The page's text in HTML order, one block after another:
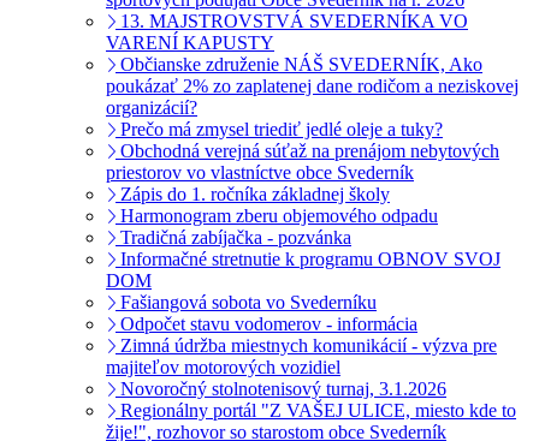
13. MAJSTROVSTVÁ SVEDERNÍKA VO
VARENÍ KAPUSTY
Občianske združenie NÁŠ SVEDERNÍK, Ako
poukázať 2% zo zaplatenej dane rodičom a neziskovej
organizácií?
Prečo má zmysel triediť jedlé oleje a tuky?
Obchodná verejná súťaž na prenájom nebytových
priestorov vo vlastníctve obce Svederník
Zápis do 1. ročníka základnej školy
Harmonogram zberu objemového odpadu
Tradičná zabíjačka - pozvánka
Informačné stretnutie k programu OBNOV SVOJ
DOM
Fašiangová sobota vo Svederníku
Odpočet stavu vodomerov - informácia
Zimná údržba miestnych komunikácií - výzva pre
majiteľov motorových vozidiel
Novoročný stolnotenisový turnaj, 3.1.2026
Regionálny portál "Z VAŠEJ ULICE, miesto kde to
žije!", rozhovor so starostom obce Svederník